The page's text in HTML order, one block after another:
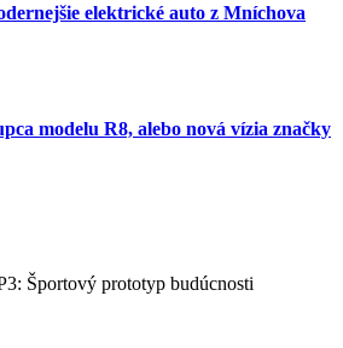
elektrické auto z Mníchova
modelu R8, alebo nová vízia značky
Športový prototyp budúcnosti